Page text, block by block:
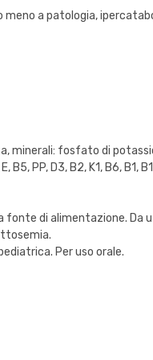
a patologia,
minerali: fosfato di
PP, D3, B2, K1, B6, B1,
di alimentazione. Da
Per uso orale.